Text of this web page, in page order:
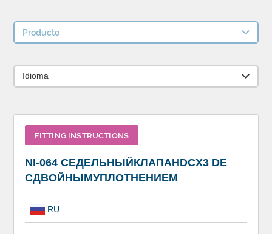
Producto
Idioma
FITTING INSTRUCTIONS
NI-064 СЕДЕЛЬНЫЙКЛАПАНDCX3 DE
СДВОЙНЫМУПЛОТНЕНИЕМ
RU